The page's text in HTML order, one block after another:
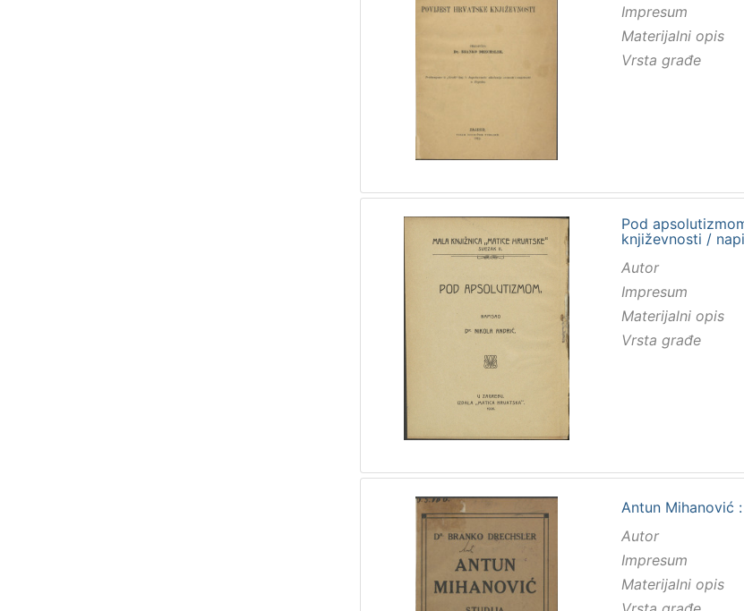
Impresum
Materijalni opis
Vrsta građe
Pod
književnosti /
Autor
Impresum
Materijalni opis
Vrsta građe
Antun Mihanović
Autor
Impresum
Materijalni opis